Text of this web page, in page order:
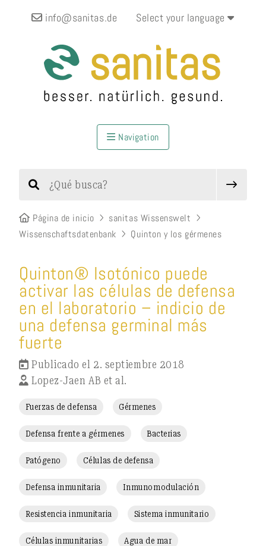
info@sanitas.de Select your language
Navigation
Página de inicio
sanitas Wissenswelt
Wissenschaftsdatenbank
Quinton y los gérmenes
Quinton® Isotónico puede
activar las células de defensa
en el laboratorio – indicio de
una defensa germinal más
fuerte
Publicado el 2. septiembre 2018
Lopez-Jaen AB et al.
Fuerzas de defensa Gérmenes
Defensa frente a gérmenes Bacterias
Patógeno Células de defensa
Defensa inmunitaria Inmunomodulación
Resistencia inmunitaria Sistema inmunitario
Células inmunitarias Agua de mar